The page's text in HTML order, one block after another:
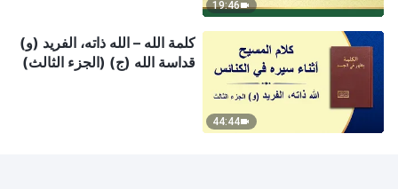
19:46
44:44
كلمة الله – الله ذاته، الفريد (و)
قداسة الله (ج) (الجزء الثالث)